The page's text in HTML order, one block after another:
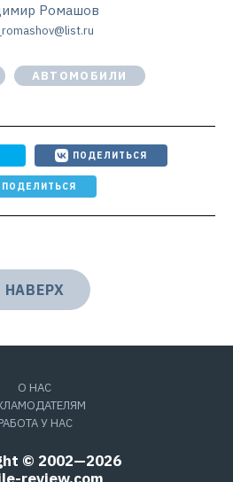
Ромашов
АВТОМОБИЛИ
ПОДЕЛИТЬСЯ
ПОДЕЛИТЬСЯ
НАВЕРХ
О НАС
У НАС
© 2002—2026